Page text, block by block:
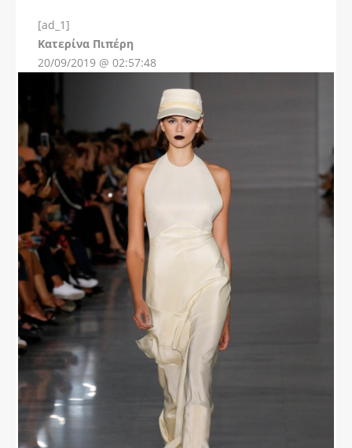
[ad_1]
Kατερίνα Πιπέρη
20/09/2019 @ 02:57:48